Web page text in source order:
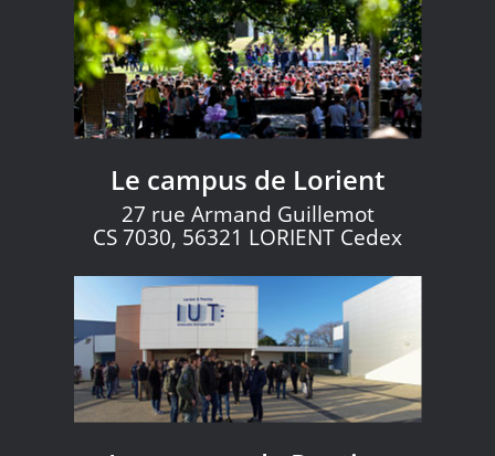
Le campus de Lorient
27 rue Armand Guillemot
CS 7030, 56321 LORIENT Cedex